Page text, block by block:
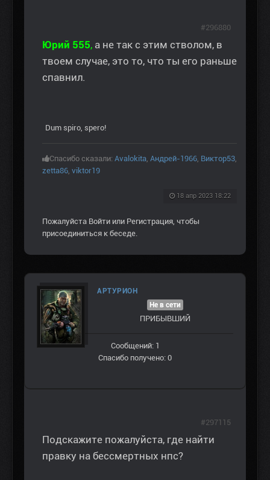
Юрий 555, а не так с этим стволом, в
твоем случае, это то, что ты его раньше
спавнил.
Dum spiro, spero!
Спасибо сказали: Avalokita Андрей-1966 Виктор53
zetta86 viktor19
18 апр 2023 18:22
#296880
Пожалуйста Войти или Регистрация , чтобы
присоединиться к беседе.
АРТУРИОН
Не в сети
ПРИБЫВШИЙ
Сообщений: 1
Спасибо получено: 0
Подскажите пожалуйста, где найти
правку на бессмертных нпс?
#297115